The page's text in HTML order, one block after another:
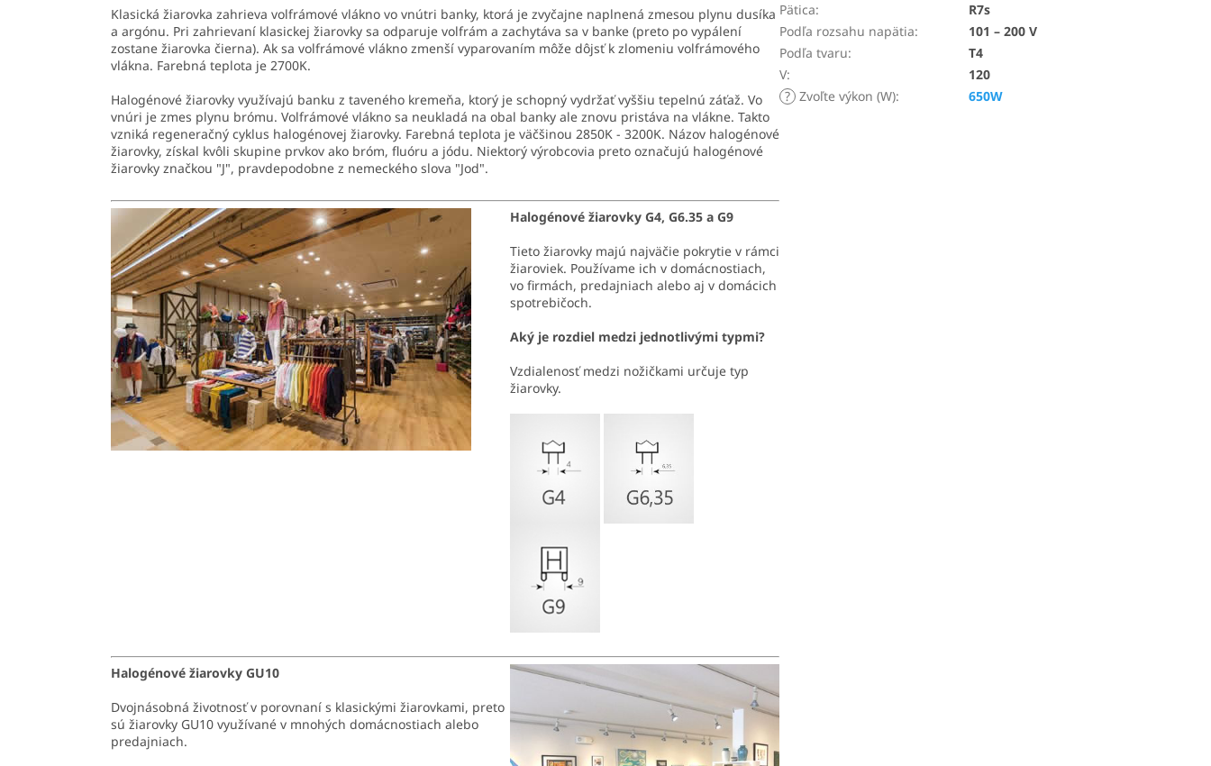
Klasická žiarovka zahrieva volfrámové vlákno vo vnútri banky, ktorá je zvyčajne naplnená zmesou plynu dusíka
a argónu. Pri zahrievaní klasickej žiarovky sa odparuje volfrám a zachytáva sa v banke (preto po vypálení
zostane žiarovka čierna). Ak sa volfrámové vlákno zmenší vyparovaním môže dôjsť k zlomeniu volfrámového
vlákna. Farebná teplota je 2700K.
Halogénové žiarovky využívajú banku z taveného kremeňa, ktorý je schopný vydržať vyššiu tepelnú záťaž. Vo
vnúri je zmes plynu brómu. Volfrámové vlákno sa neukladá na obal banky ale znovu pristáva na vlákne. Takto
vzniká regeneračný cyklus halogénovej žiarovky. Farebná teplota je väčšinou 2850K - 3200K. Názov halogénové
žiarovky, získal kvôli skupine prvkov ako bróm, fluóru a jódu. Niektorý výrobcovia preto označujú halogénové
žiarovky značkou "J", pravdepodobne z nemeckého slova "Jod".
Halogénové žiarovky G4, G6.35 a G9
Tieto žiarovky majú najväčie pokrytie v rámci
žiaroviek. Používame ich v domácnostiach,
vo firmách, predajniach alebo aj v domácich
spotrebičoch.
Aký je rozdiel medzi jednotlivými typmi?
Vzdialenosť medzi nožičkami určuje typ
žiarovky.
Halogénové žiarovky GU10
Dvojnásobná životnosť v porovnaní s klasickými žiarovkami, preto
sú žiarovky GU10 využívané v mnohých domácnostiach alebo
predajniach.
Pätica:
R7s
Podľa rozsahu napätia:
101 – 200 V
Podľa tvaru:
T4
V:
120
? Zvoľte výkon (W): 650W